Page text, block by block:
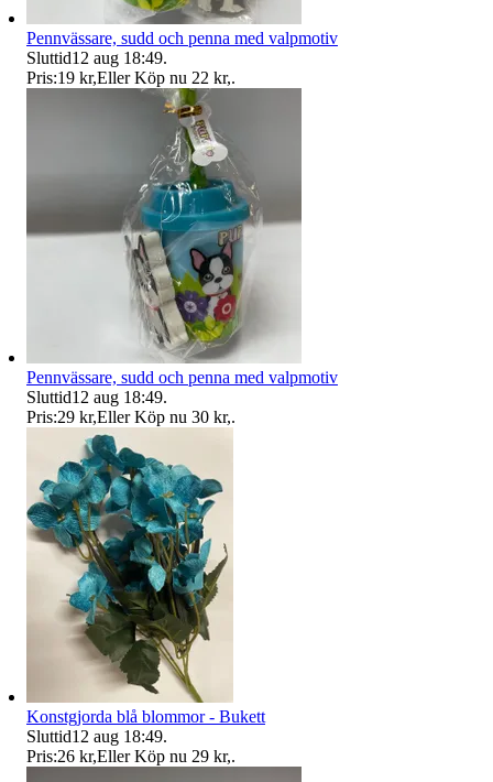
Pennvässare, sudd och penna med valpmotiv
Sluttid12 aug 18:49.
Pris:19 kr,Eller Köp nu 22 kr,.
Pennvässare, sudd och penna med valpmotiv
Sluttid12 aug 18:49.
Pris:29 kr,Eller Köp nu 30 kr,.
Konstgjorda blå blommor - Bukett
Sluttid12 aug 18:49.
Pris:26 kr,Eller Köp nu 29 kr,.